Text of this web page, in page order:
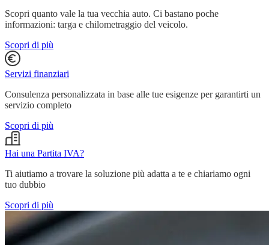
Scopri quanto vale la tua vecchia auto. Ci bastano poche
informazioni: targa e chilometraggio del veicolo.
Scopri di più
Servizi finanziari
Consulenza personalizzata in base alle tue esigenze per garantirti un
servizio completo
Scopri di più
Hai una Partita IVA?
Ti aiutiamo a trovare la soluzione più adatta a te e chiariamo ogni
tuo dubbio
Scopri di più